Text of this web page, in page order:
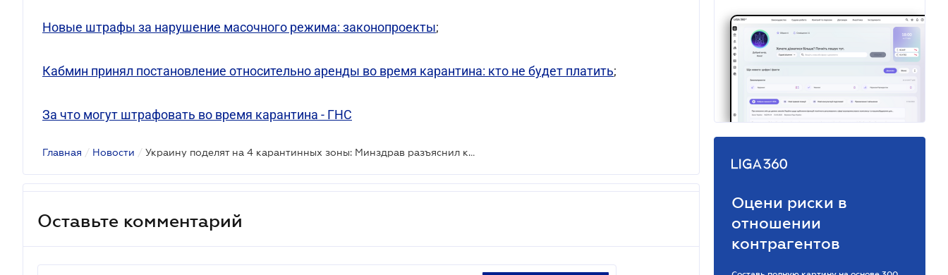
Новые штрафы за нарушение масочного режима: законопроекты;
Кабмин принял постановление относительно аренды во время карантина: кто не будет платить;
За что могут штрафовать во время карантина - ГНС
Главная / Новости / Украину поделят на 4 карантинных зоны: Минздрав разъяснил как
Оставьте комментарий
Оцени риски в
отношении
контрагентов